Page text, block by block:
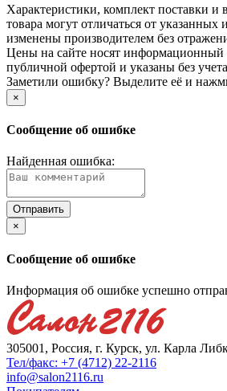
Xарактеристики, комплект поставки
товара могут отличаться от указанных
изменены производителем без
Цены на сайте носят информационный
публичной офертой и указаны без
Заметили ошибку? Выделите её и
×
Сообщение об ошибке
Найденная ошибка:
×
Сообщение об ошибке
Информация об ошибке успешно
305001, Россия, г. Курск, ул. Карла
Тел/факс: +7 (4712) 22-2116
info@salon2116.ru